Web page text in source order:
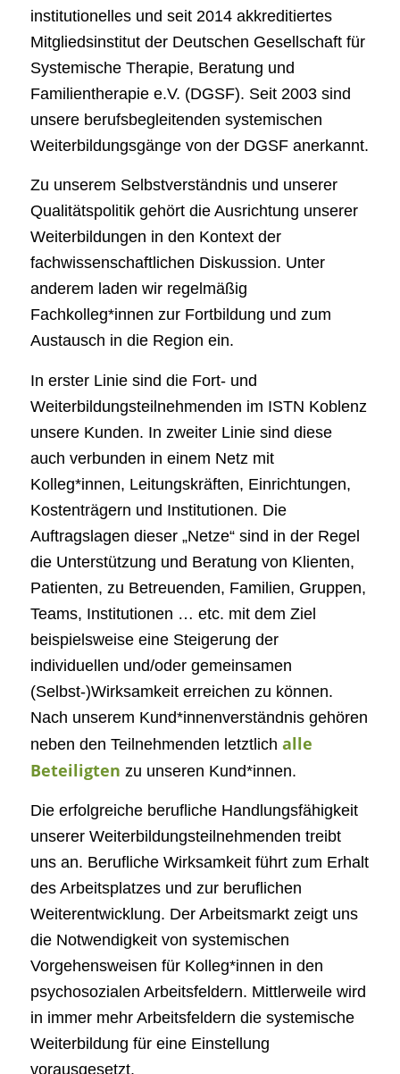
institutionelles und seit 2014 akkreditiertes
Mitgliedsinstitut der Deutschen Gesellschaft für
Systemische Therapie, Beratung und
Familientherapie e.V. (DGSF). Seit 2003 sind
unsere berufsbegleitenden systemischen
Weiterbildungsgänge von der DGSF anerkannt.
Zu unserem Selbstverständnis und unserer
Qualitätspolitik gehört die Ausrichtung unserer
Weiterbildungen in den Kontext der
fachwissenschaftlichen Diskussion. Unter
anderem laden wir regelmäßig
Fachkolleg*innen zur Fortbildung und zum
Austausch in die Region ein.
In erster Linie sind die Fort- und
Weiterbildungsteilnehmenden im ISTN Koblenz
unsere Kunden. In zweiter Linie sind diese
auch verbunden in einem Netz mit
Kolleg*innen, Leitungskräften, Einrichtungen,
Kostenträgern und Institutionen. Die
Auftragslagen dieser „Netze“ sind in der Regel
die Unterstützung und Beratung von Klienten,
Patienten, zu Betreuenden, Familien, Gruppen,
Teams, Institutionen … etc. mit dem Ziel
beispielsweise eine Steigerung der
individuellen und/oder gemeinsamen
(Selbst-)Wirksamkeit erreichen zu können.
Nach unserem Kund*innenverständnis gehören
neben den Teilnehmenden letztlich alle
Beteiligten zu unseren Kund*innen.
Die erfolgreiche berufliche Handlungsfähigkeit
unserer Weiterbildungsteilnehmenden treibt
uns an. Berufliche Wirksamkeit führt zum Erhalt
des Arbeitsplatzes und zur beruflichen
Weiterentwicklung. Der Arbeitsmarkt zeigt uns
die Notwendigkeit von systemischen
Vorgehensweisen für Kolleg*innen in den
psychosozialen Arbeitsfeldern. Mittlerweile wird
in immer mehr Arbeitsfeldern die systemische
Weiterbildung für eine Einstellung
vorausgesetzt.